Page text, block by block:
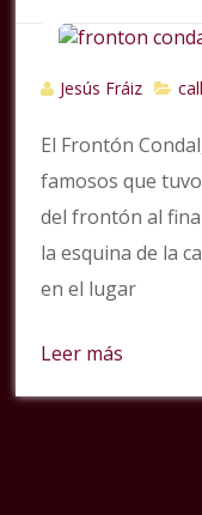
Jesús Fráiz
El Frontón
famosos que
del frontón al
la esquina de la
en el lugar
Leer más